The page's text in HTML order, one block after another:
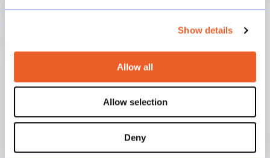
Show details
Allow all
Allow selection
Deny
Structuur